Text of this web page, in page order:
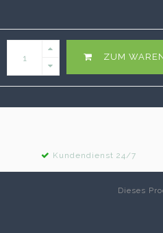
ZUM
Kundendienst 24/7
Dieses